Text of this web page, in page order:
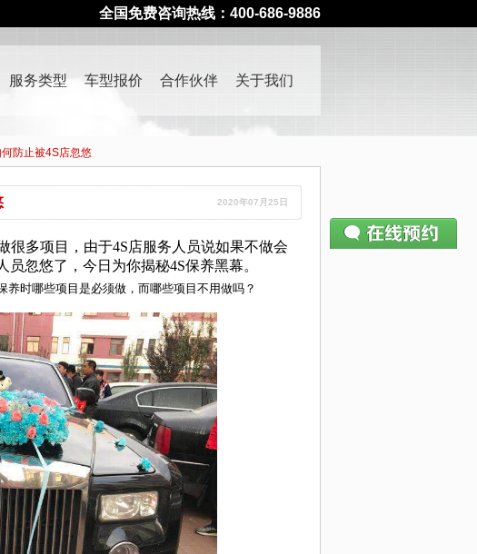
全国免费咨询热线：400-686-9886
服务类型 车型报价 合作伙伴 关于我们
防止被4S店忽悠
2020年07月25日
多项目，由于4S店服务人员说如果不做会
忽悠了，今日为你揭秘4S保养黑幕。
时哪些项目是必须做，而哪些项目不用做吗？
请仔细填写预约表单
—— 如有疑问请致电
姓名：
电话：
公司：
路线：
说明：